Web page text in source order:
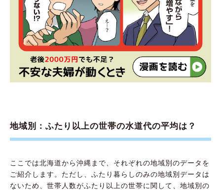
地域別：ふたり以上の世帯の水道代の平均は？
ここでは北海道から沖縄まで、それぞれの地域別のデータを
ご紹介します。ただし、ふたり暮らしのみの地域別データは
ないため、世帯人数がふたり以上の世帯に関して、地域別の